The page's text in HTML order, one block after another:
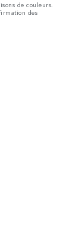
de couleurs.
des